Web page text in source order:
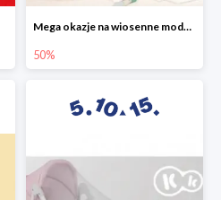
Mega okazje na wiosenne modele w 5.10.15 do -50%
50%